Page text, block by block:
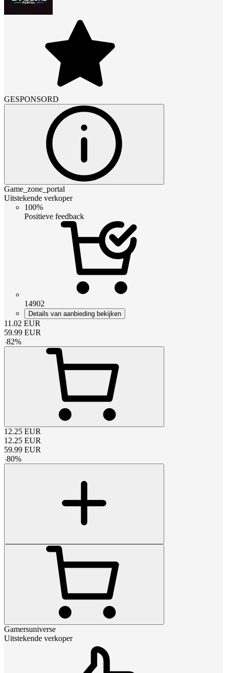
GESPONSORD
Game_zone_portal
Uitstekende verkoper
100%
Positieve feedback
14902
Details van aanbieding bekijken
11.02 EUR
59.99 EUR
-82%
12.25 EUR
12.25 EUR
59.99 EUR
-80%
Gamersuniverse
Uitstekende verkoper